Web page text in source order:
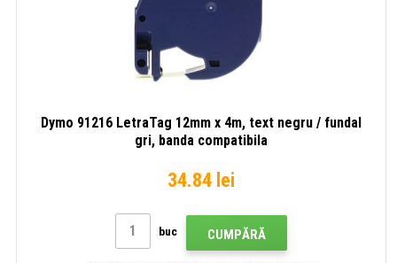
Dymo 91216 LetraTag 12mm x 4m, text negru / fundal
gri, banda compatibila
34.84 lei
buc CUMPĂRĂ